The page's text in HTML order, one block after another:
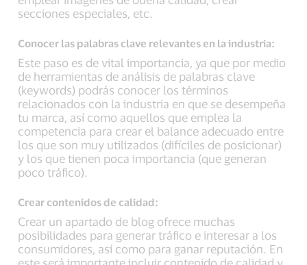
secciones especiales, etc.
Conocer las palabras clave relevantes en la industria:
Este paso es de vital importancia, ya que por medio
de herramientas de análisis de palabras clave
(keywords) podrás conocer los términos
relacionados con la industria en que se desempeña
tu marca, así como aquellos que emplea la
competencia para crear el balance adecuado entre
los que son muy utilizados (difíciles de posicionar)
y los que tienen poca importancia (que generan
poco tráfico).
Crear contenidos de calidad:
Crear un apartado de blog ofrece muchas
posibilidades para generar tráfico e interesar a los
consumidores, así como para ganar reputación. En